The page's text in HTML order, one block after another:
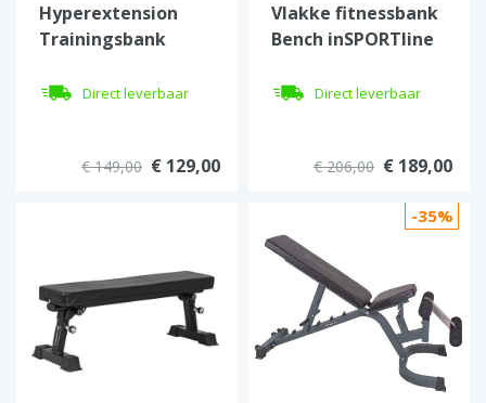
Hyperextension
Trainingsbank
RCB20Direct leverbaar
€ 149,00 € 129,00
Vlakke fitnessbank
Bench inSPORTline
Direct leverbaar
€ 206,00 € 189,00
-35%